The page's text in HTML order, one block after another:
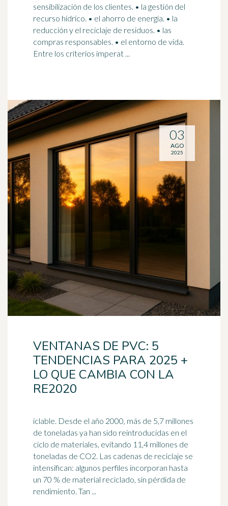
sensibilización de los clientes. • la gestión del
recurso hídrico. • el ahorro de energía. • la
reducción y el reciclaje de residuos. • las
compras responsables. • el entorno de vida.
Entre los criterios imperat ...
VENTANAS DE PVC: 5
TENDENCIAS PARA 2025 +
LO QUE CAMBIA CON LA
RE2020
iclable. Desde el año 2000, más de 5,7 millones
de toneladas ya han sido reintroducidas en el
ciclo de materiales, evitando 11,4 millones de
toneladas de CO2. Las cadenas de reciclaje se
intensifican: algunos perfiles incorporan hasta
un 70 % de material reciclado, sin pérdida de
rendimiento. Tan ...
03
AGO
2025